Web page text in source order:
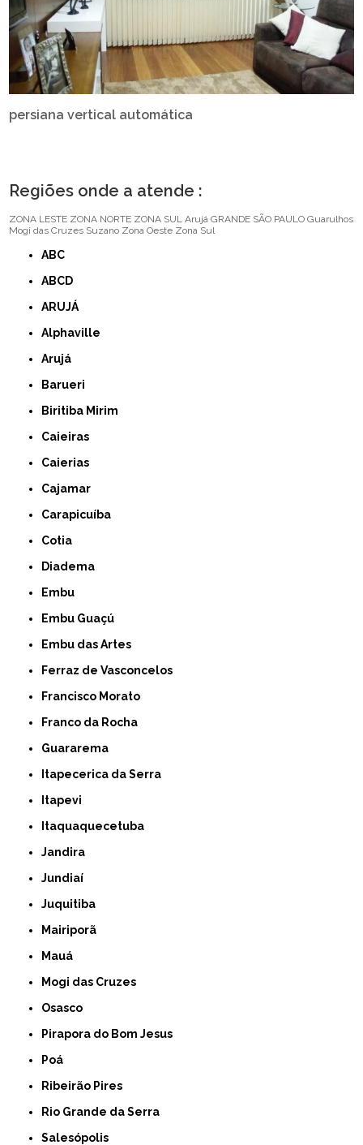
persiana vertical automática
Regiões onde a atende :
ZONA LESTE ZONA NORTE ZONA SUL Arujá GRANDE SÃO PAULO Guarulhos
Mogi das Cruzes Suzano Zona Oeste Zona Sul
ABC
ABCD
ARUJÁ
Alphaville
Arujá
Barueri
Biritiba Mirim
Caieiras
Caierias
Cajamar
Carapicuíba
Cotia
Diadema
Embu
Embu Guaçú
Embu das Artes
Ferraz de Vasconcelos
Francisco Morato
Franco da Rocha
Guararema
Itapecerica da Serra
Itapevi
Itaquaquecetuba
Jandira
Jundiaí
Juquitiba
Mairiporã
Mauá
Mogi das Cruzes
Osasco
Pirapora do Bom Jesus
Poá
Ribeirão Pires
Rio Grande da Serra
Salesópolis